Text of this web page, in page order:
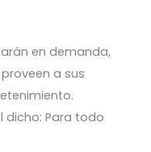
en demanda,
a sus
dicho: Para todo